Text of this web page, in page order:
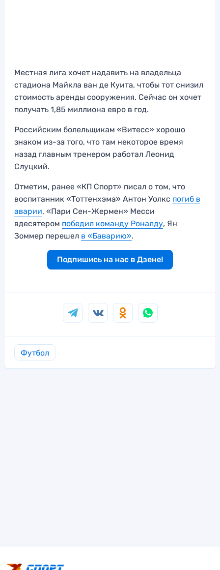
Местная лига хочет надавить на владельца
стадиона Майкла ван де Куита, чтобы тот снизил
стоимость аренды сооружения. Сейчас он хочет
получать 1,85 миллиона евро в год.
Российским болельщикам «Витесс» хорошо
знаком из-за того, что там некоторое время
назад главным тренером работал Леонид
Слуцкий.
Отметим, ранее «КП Спорт» писал о том, что
воспитанник «Тоттенхэма» Антон Уолкс погиб в
аварии, «Пари Сен-Жермен» Месси
вдесятером победил команду Роналду, Ян
Зоммер перешел в «Баварию».
Подпишись на нас в Дзене!
Футбол